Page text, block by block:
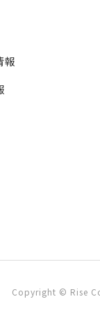
報
Copyright © Rise